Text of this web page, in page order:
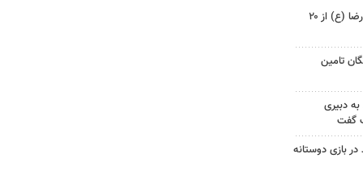
زائربرهای برقی حرم مطهر امام رضا (ع) از ۲۰
تامین
دبیری
گفت
بازی دوستانه